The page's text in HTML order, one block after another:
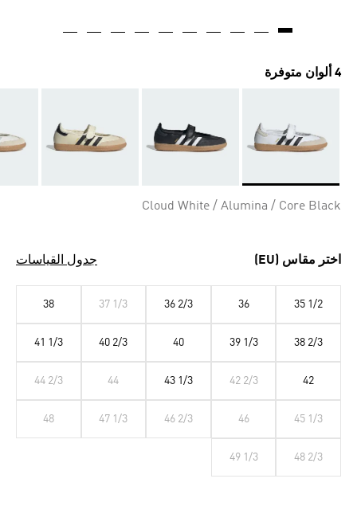
4 ألوان متوفرة
Cloud White / Alumina / Core Black
اختر مقاس (EU) جدول القياسات
35 1/2
36
36 2/3
37 1/3
38
38 2/3
39 1/3
40
40 2/3
41 1/3
42
42 2/3
43 1/3
44
44 2/3
45 1/3
46
46 2/3
47 1/3
48
48 2/3
49 1/3